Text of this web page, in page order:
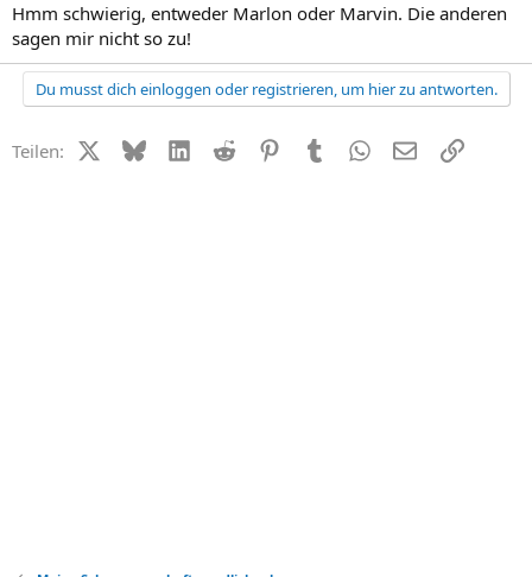
Hmm schwierig, entweder Marlon oder Marvin. Die anderen
sagen mir nicht so zu!
Du musst dich einloggen oder registrieren, um hier zu antworten.
Teilen: X (Twitter)
BlueskyLinkedIn
Reddit PinterestTumblr WhatsApp
E-MailLink